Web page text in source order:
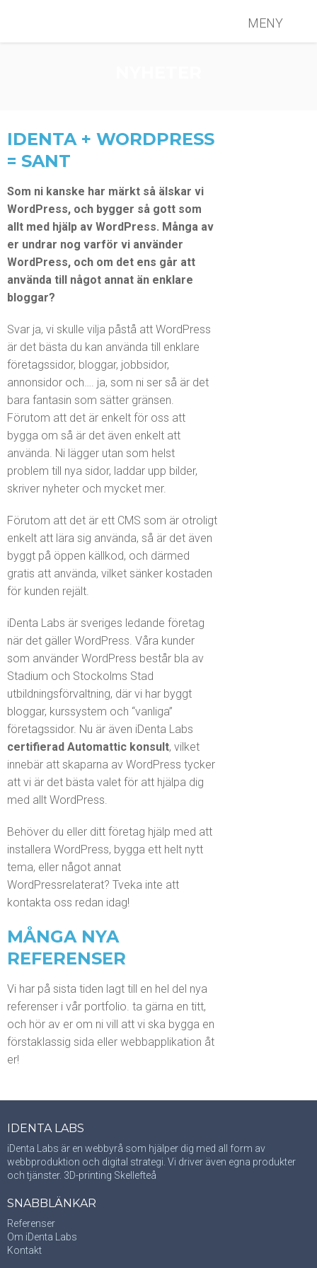
MENY
IDENTA + WORDPRESS
= SANT
Som ni kanske har märkt så älskar vi
WordPress, och bygger så gott som
allt med hjälp av WordPress. Många av
er undrar nog varför vi använder
WordPress, och om det ens går att
använda till något annat än enklare
bloggar?
Svar ja, vi skulle vilja påstå att WordPress
är det bästa du kan använda till enklare
företagssidor, bloggar, jobbsidor,
annonsidor och…. ja, som ni ser så är det
bara fantasin som sätter gränsen.
Förutom att det är enkelt för oss att
bygga om så är det även enkelt att
använda. Ni lägger utan som helst
problem till nya sidor, laddar upp bilder,
skriver nyheter och mycket mer.
Förutom att det är ett CMS som är otroligt
enkelt att lära sig använda, så är det även
byggt på öppen källkod, och därmed
gratis att använda, vilket sänker kostaden
för kunden rejält.
iDenta Labs är sveriges ledande företag
när det gäller WordPress. Våra kunder
som använder WordPress består bla av
Stadium och Stockolms Stad
utbildningsförvaltning, där vi har byggt
bloggar, kurssystem och “vanliga”
företagssidor. Nu är även iDenta Labs
certifierad Automattic konsult, vilket
innebär att skaparna av WordPress tycker
att vi är det bästa valet för att hjälpa dig
med allt WordPress.
Behöver du eller ditt företag hjälp med att
installera WordPress, bygga ett helt nytt
tema, eller något annat
WordPressrelaterat? Tveka inte att
kontakta oss redan idag!
MÅNGA NYA
REFERENSER
Vi har på sista tiden lagt till en hel del nya
referenser i vår portfolio. ta gärna en titt,
och hör av er om ni vill att vi ska bygga en
förstaklassig sida eller webbapplikation åt
er!
IDENTA LABS
iDenta Labs är en webbyrå som hjälper dig med all
form av
webbproduktion och digital strategi. Vi driver även egna produkter
och tjänster. 3D-printing Skellefteå
SNABBLÄNKAR
Referenser
Om iDenta Labs
Kontakt